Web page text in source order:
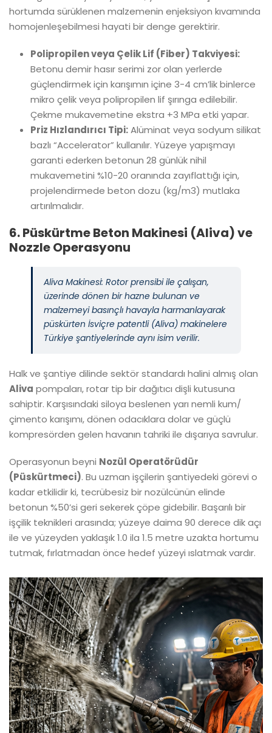
hortumda sürüklenen malzemenin enjeksiyon kıvamında
homojenleşebilmesi hayati bir denge gerektirir.
Polipropilen veya Çelik Lif (Fiber) Takviyesi:
Betonu demir hasır serimi zor olan yerlerde
güçlendirmek için karışımın içine 3-4 cm’lik binlerce
mikro çelik veya polipropilen lif şırınga edilebilir.
Çekme mukavemetine ekstra +3 MPa etki yapar.
Priz Hızlandırıcı Tipi:Alüminat veya sodyum silikat
bazlı “Accelerator” kullanılır. Yüzeye yapışmayı
garanti ederken betonun 28 günlük nihil
mukavemetini %10-20 oranında zayıflattığı için,
projelendirmede beton dozu (kg/m3) mutlaka
artırılmalıdır.
6. Püskürtme Beton Makinesi (Aliva) ve
Nozzle Operasyonu
Aliva Makinesi: Rotor prensibi ile çalışan,
üzerinde dönen bir hazne bulunan ve
malzemeyi basınçlı havayla harmanlayarak
püskürten İsviçre patentli (Aliva) makinelere
Türkiye şantiyelerinde aynı isim verilir.
Halk ve şantiye dilinde sektör standardı halini almış olan
Aliva pompaları, rotar tip bir dağıtıcı dişli kutusuna
sahiptir. Karşısındaki siloya beslenen yarı nemli kum/
çimento karışımı, dönen odacıklara dolar ve güçlü
kompresörden gelen havanın tahriki ile dışarıya savrulur.
Operasyonun beyni Nozül Operatörüdür
(Püskürtmeci). Bu uzman işçilerin şantiyedeki görevi o
kadar etkilidir ki, tecrübesiz bir nozülcünün elinde
betonun %50’si geri sekerek çöpe gidebilir. Başarılı bir
işçilik teknikleri arasında; yüzeye daima 90 derece dik açı
ile ve yüzeyden yaklaşık1.0 ila 1.5 metre uzakta hortumu
tutmak, fırlatmadan önce hedef yüzeyi ıslatmak vardır.